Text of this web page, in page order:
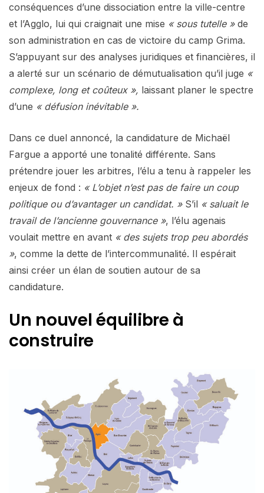
conséquences d’une dissociation entre la ville-centre
et l’Agglo, lui qui craignait une mise « sous tutelle »de
son administration en cas de victoire du camp Grima.
S’appuyant sur des analyses juridiques et financières, il
a alerté sur un scénario de démutualisation qu’il juge «
complexe, long et coûteux », laissant planer le spectre
d’une « défusion inévitable ».
Dans ce duel annoncé, la candidature de Michaël
Fargue a apporté une tonalité différente. Sans
prétendre jouer les arbitres, l’élu a tenu à rappeler les
enjeux de fond : « L’objet n’est pas de faire un coup
politique ou d’avantager un candidat. »S’il « saluait le
travail de l’ancienne gouvernance », l’élu agenais
voulait mettre en avant « des sujets trop peu abordés
», comme la dette de l’intercommunalité. Il espérait
ainsi créer un élan de soutien autour de sa
candidature.
Un nouvel équilibre à
construire